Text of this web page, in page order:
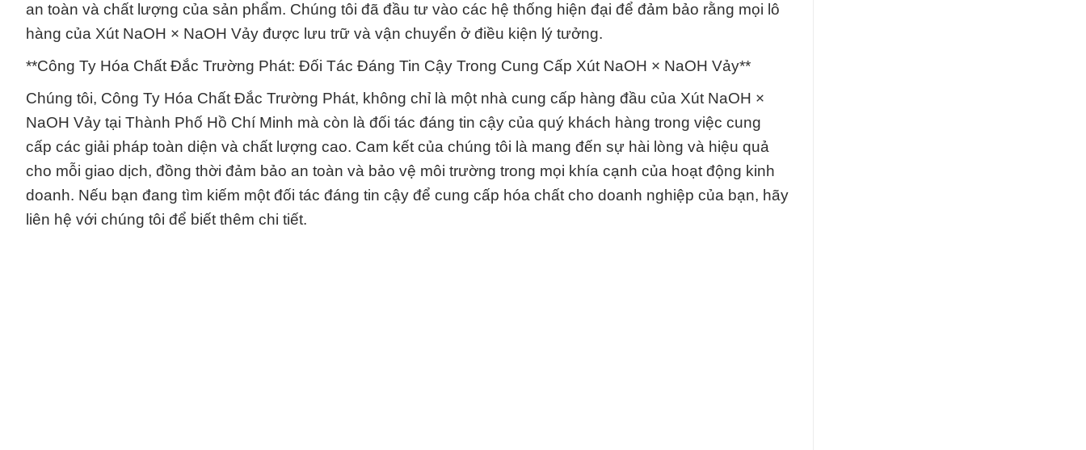
an toàn và chất lượng của sản phẩm. Chúng tôi đã đầu tư vào các hệ thống hiện đại để đảm bảo rằng mọi lô
hàng của Xút NaOH × NaOH Vảy được lưu trữ và vận chuyển ở điều kiện lý tưởng.
**Công Ty Hóa Chất Đắc Trường Phát: Đối Tác Đáng Tin Cậy Trong Cung Cấp Xút NaOH × NaOH Vảy**
Chúng tôi, Công Ty Hóa Chất Đắc Trường Phát, không chỉ là một nhà cung cấp hàng đầu của Xút NaOH ×
NaOH Vảy tại Thành Phố Hồ Chí Minh mà còn là đối tác đáng tin cậy của quý khách hàng trong việc cung
cấp các giải pháp toàn diện và chất lượng cao. Cam kết của chúng tôi là mang đến sự hài lòng và hiệu quả
cho mỗi giao dịch, đồng thời đảm bảo an toàn và bảo vệ môi trường trong mọi khía cạnh của hoạt động kinh
doanh. Nếu bạn đang tìm kiếm một đối tác đáng tin cậy để cung cấp hóa chất cho doanh nghiệp của bạn, hãy
liên hệ với chúng tôi để biết thêm chi tiết.